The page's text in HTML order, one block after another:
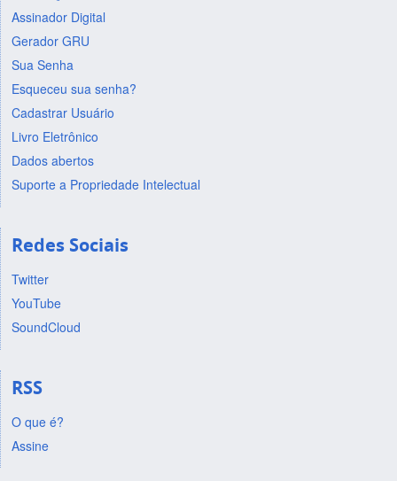
Assinador Digital
Gerador GRU
Sua Senha
Esqueceu sua senha?
Cadastrar Usuário
Livro Eletrônico
Dados abertos
Suporte a Propriedade Intelectual
Redes Sociais
Twitter
YouTube
SoundCloud
RSS
O que é?
Assine